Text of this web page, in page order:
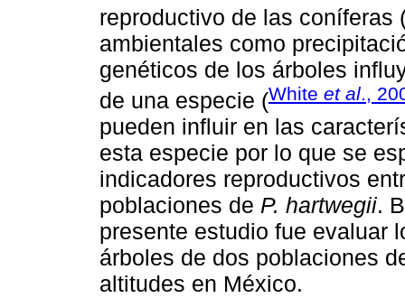
reproductivo de las coníferas
ambientales como
genéticos de los árboles
de una especie (White et al.,
pueden influir en las
esta especie por lo que se
indicadores reproductivos
poblaciones de P. hartwegii.
presente estudio fue evaluar
árboles de dos poblaciones
altitudes en México.